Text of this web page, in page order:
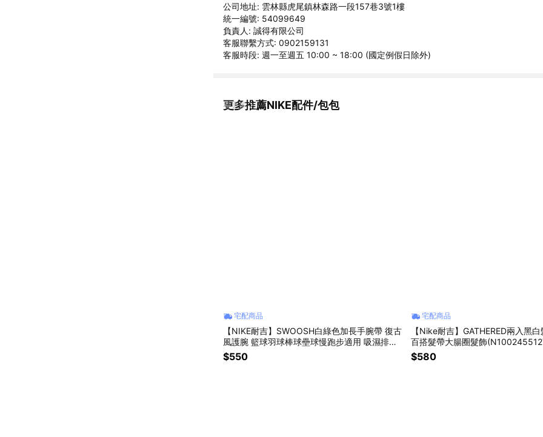
公司地址: 雲林縣虎尾鎮林森路一段157巷3號1樓
統一編號: 54099649
負責人: 誠得有限公司
客服聯繫方式: 0902159131
客服時段: 週一至週五 10:00 ~ 18:00 (國定例假日除外)
更多推薦NIKE配件/包包
看更多
宅配商品
【NIKE耐吉】SWOOSH白綠色加長手腕帶 復古
風護腕 籃球羽球棒球壘球慢跑步適用 吸濕排汗
透氣 情人節禮物 大學交換禮物 男友禮物(N000
1586117OS/AC2287117)
$550
宅配商品
【Nike耐吉】GATHERED兩入黑
百搭髮帶大腸圈髮飾
球跑步田徑重訓瑜珈適用 運動穿搭
禮物 女生禮物 送禮推薦 情人節禮物
$580